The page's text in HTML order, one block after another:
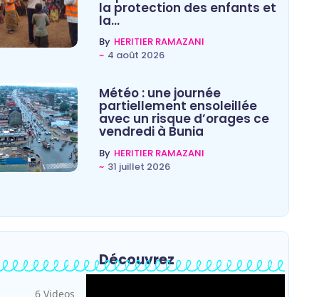
la protection des enfants et
la…
By HERITIER RAMAZANI
~ 4 août 2026
Météo : une journée
partiellement ensoleillée
avec un risque d’orages ce
vendredi à Bunia
By HERITIER RAMAZANI
~ 31 juillet 2026
Découvrez
6 Videos